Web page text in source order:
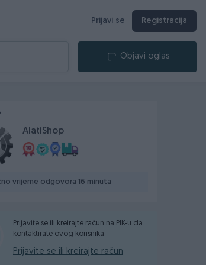
Prijavi se Registracija
Objavi oglas
AlatiShop
vrijeme odgovora 16 minuta
Prijavite se ili kreirajte račun na PIK-u da
kontaktirate ovog korisnika.
Prijavite se ili kreirajte račun